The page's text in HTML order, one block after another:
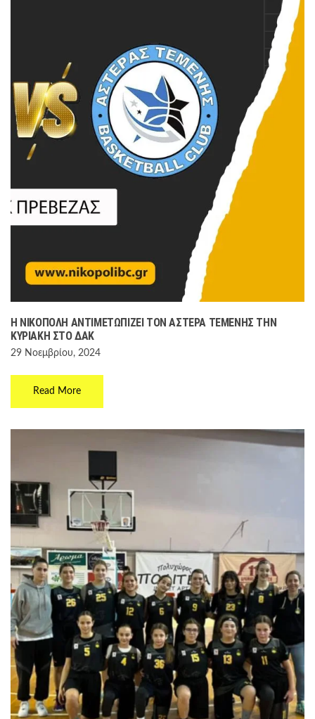
Η ΝΙΚΌΠΟΛΗ ΑΝΤΙΜΕΤΩΠΊΖΕΙ ΤΟΝ ΑΣΤΈΡΑ ΤΕΜΈΝΗΣ ΤΗΝ
ΚΥΡΙΑΚΉ ΣΤΟ ΔΑΚ
29 Νοεμβρίου, 2024
Read More